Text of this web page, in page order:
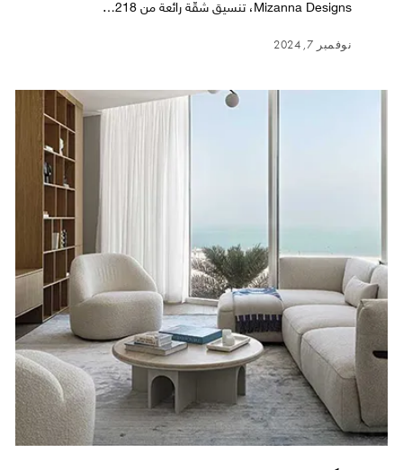
Mizanna Designs، تنسيق شقّة رائعة من 218…
نوفمبر 7, 2024